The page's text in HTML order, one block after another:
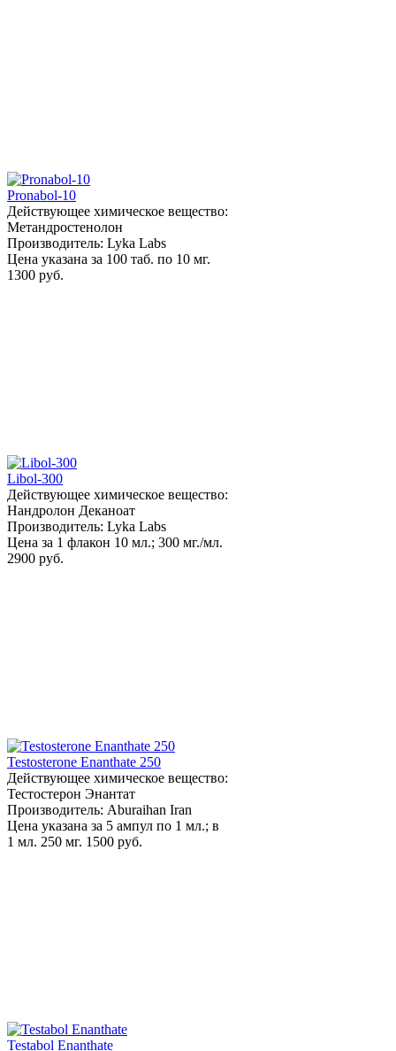
Pronabol-10
Действующее химическое вещество:
Метандростенолон
Производитель: Lyka Labs
Цена указана за 100 таб. по 10 мг.
1300 руб.
Libol-300
Действующее химическое вещество:
Нандролон Деканоат
Производитель: Lyka Labs
Цена за 1 флакон 10 мл.; 300 мг./мл.
2900 руб.
Testosterone Enanthate 250
Действующее химическое вещество:
Тестостерон Энантат
Производитель: Aburaihan Iran
Цена указана за 5 ампул по 1 мл.; в
1 мл. 250 мг. 1500 руб.
Testabol Enanthate